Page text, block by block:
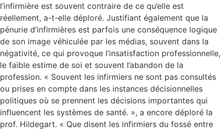
l’infirmière est souvent contraire de ce qu’elle est
réellement, a-t-elle déploré. Justifiant également que la
pénurie d’infirmières est parfois une conséquence logique
de son image véhiculée par les médias, souvent dans la
négativité, ce qui provoque l’insatisfaction professionnelle,
le faible estime de soi et souvent l’abandon de la
profession. « Souvent les infirmiers ne sont pas consultés
ou prises en compte dans les instances décisionnelles
politiques où se prennent les décisions importantes qui
influencent les systèmes de santé. », a encore déploré la
prof. Hildegart. « Que disent les infirmiers du fossé entre